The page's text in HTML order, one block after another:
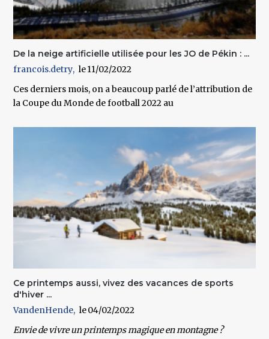
De la neige artificielle utilisée pour les JO de Pékin : ...
francois.detry
11/02/2022
Ces derniers mois, on a beaucoup parlé de l’attribution de
la Coupe du Monde de football 2022 au
Ce printemps aussi, vivez des vacances de sports
d'hiver ...
VandenHende
04/02/2022
Envie de vivre un printemps magique en montagne ?